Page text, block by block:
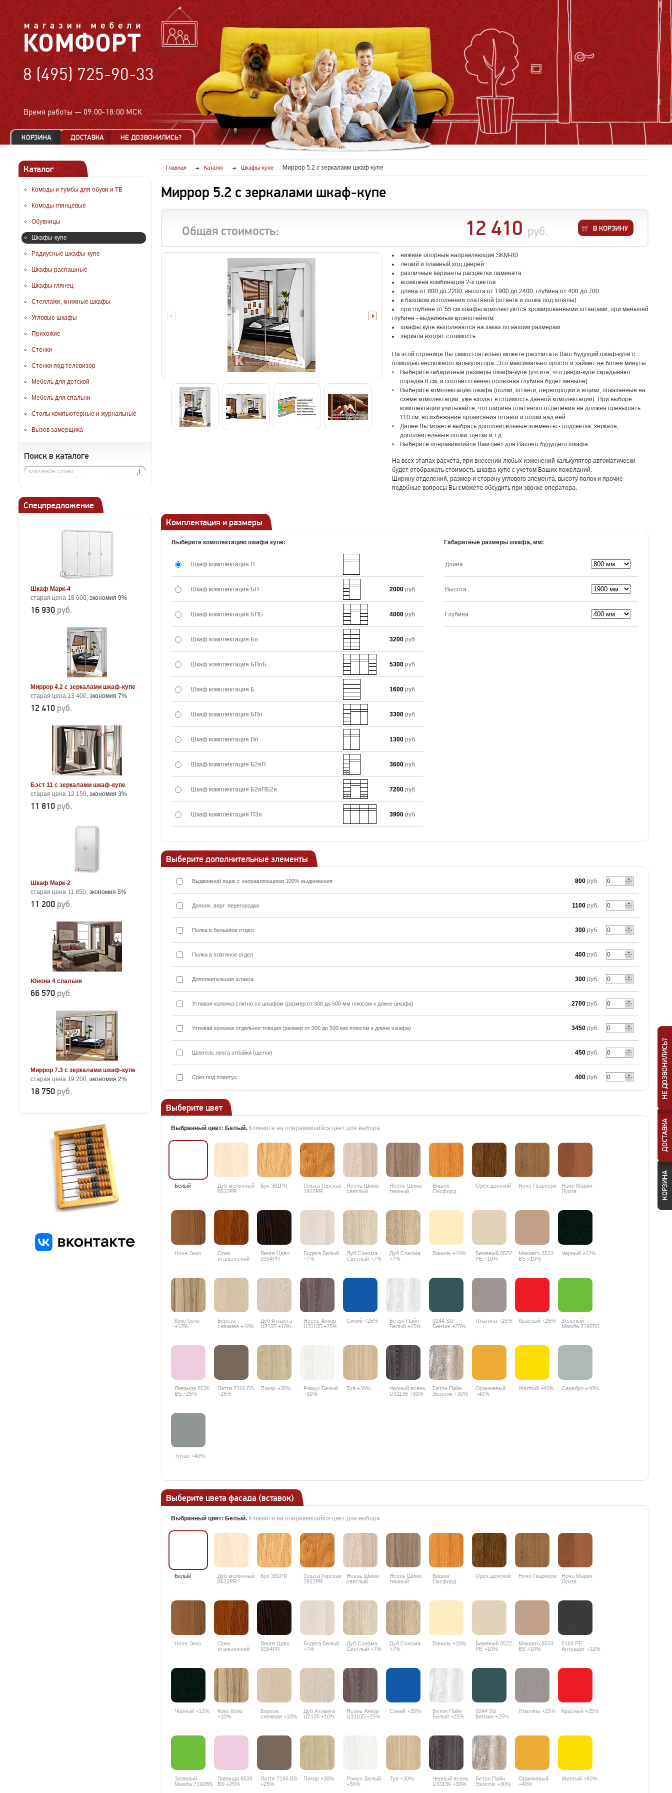
8 (495) 725-90-33
Время работы — 09:00-18:00 МСК
Каталог
Комоды и тумбы для обуви и ТВ
Комоды глянцевые
Обувницы
Шкафы-купе
Радиусные шкафы-купе
Шкафы распашные
Шкафы глянец
Стеллажи, книжные шкафы
Угловые шкафы
Прихожие
Стенки
Стенки под телевизор
Мебель для детской
Мебель для спальни
Столы компьютерные и журнальные
Вызов замерщика
Поиск в каталоге
Спецпредложение
Шкаф Марк-4
старая цена 18 600, экономия 9%
16 930 руб.
Миррор 4.2 с зеркалами шкаф-купе
старая цена 13 400, экономия 7%
12 410 руб.
Бэст 11 с зеркалами шкаф-купе
старая цена 12 150, экономия 3%
11 810 руб.
Шкаф Марк-2
старая цена 11 850, экономия 5%
11 200 руб.
Юнона 4 спальня
66 570 руб.
Миррор 7.3 с зеркалами шкаф-купе
старая цена 19 200, экономия 2%
18 750 руб.
Главная Каталог Шкафы-купе Миррор 5.2 с зеркалами шкаф-купе
Миррор 5.2 с зеркалами шкаф-купе
Общая стоимость: 12 410 руб.
нижние опорные направляющие SKM-80
легкий и плавный ход дверей
различные варианты расцветки ламината
возможна комбинация 2-х цветов
длина от 800 до 2200, высота от 1900 до 2400, глубина от 400 до 700
в базовом исполнении платяной (штанга и полка под шляпы)
при глубине от 55 см шкафы комплектуются хромированными штангами, при меньшей
глубине - выдвижным кронштейном
шкафы купе выполняются на заказ по вашим размерам
зеркала входят стоимость
На этой странице Вы самостоятельно можете рассчитать Ваш будущий шкаф-купе с
помощью несложного калькулятора. Это максимально просто и займет не более минуты.
Выберите габаритные размеры шкафа-купе (учтите, что двери-купе скрадывают
порядка 8 см, и соответственно полезная глубина будет меньше).
Выберите комплектацию шкафа (полки, штанги, перегородки и ящики, показанные на
схеме комплектации, уже входят в стоимость данной комплектации). При выборе
комплектации учитывайте, что ширина платяного отделения не должна превышать
110 см, во избежание провисания штанги и полки над ней.
Далее Вы можете выбрать дополнительные элементы - подсветка, зеркала,
дополнительные полки, щетки и т.д.
Выберите понравившийся Вам цвет для Вашего будущего шкафа.
На всех этапах расчета, при внесении любых изменений калькулятор автоматически
будет отображать стоимость шкафа-купе с учетом Ваших пожеланий.
Ширину отделений, размер и сторону углового элемента, высоту полок и прочие
подобные вопросы Вы сможете обсудить при звонке оператора.
Комплектация и размеры
Выберите комплектацию шкафа купе:
Шкаф комплектация П
Шкаф комплектация БП 2000 руб.
Шкаф комплектация БПБ 4000 руб.
Шкаф комплектация Бп 3200 руб.
Шкаф комплектация БПпБ 5300 руб.
Шкаф комплектация Б 1600 руб.
Шкаф комплектация БПп 3300 руб.
Шкаф комплектация Пп 1300 руб.
Шкаф комплектация Б2яП 3600 руб.
Шкаф комплектация Б2яПБ2я 7200 руб.
Шкаф комплектация П3п 3900 руб.
Габаритные размеры шкафа, мм:
Длина
Высота
Глубина
Выберите дополнительные элементы
Выдвижной ящик с направляющими 100% выдвижения 800 руб.
Дополн. верт. перегородка 1100 руб.
Полка в бельевое отдел. 300 руб.
Полка в платяное отдел 400 руб.
Дополнительная штанга 300 руб.
Угловая колонка слитно со шкафом (размер от 300 до 500 мм плюсом к длине шкафа) 2700 руб.
Угловая колонка отдельностоящая (размер от 300 до 500 мм плюсом к длине шкафа) 3450 руб.
Шлегель лента отбойки (щетки) 450 руб.
Срез под плинтус 400 руб.
Выберите цвет
Выбранный цвет: Белый. Кликните на понравившийся цвет для выбора
Белый
Дуб молочный
8622PR
Бук 381PR
Ольха Горская
1912PR
Ясень Шимо
светлый
Ясень Шимо
темный
Вишня
Оксфорд
Орех донской Ноче Гварнери
Ноче Мария
Луиза
Ноче Экко
Орех
итальянский
Венге Цаво
3354PR
Бодега Белый
+7%
Дуб Сонома
Светлый +7%
Дуб Сонома
+7%
Ваниль +10%
Бежевый 0522
PE +10%
Макиато 8533
BS +10%
Черный +12%
Коко боло
+10%
Береза
снежная +10%
Дуб Атланта
U2105 +10%
Ясень Анкор
U31105 +25%
Синий +25%
Бетон Пайн
Белый +25%
0244 SU
Бензин +25%
Платина +25% Красный +25%
Зеленый
Мамба 7190BS
Лаванда 8536
BS +25%
Латте 7166 BS
+25%
Пикар +30%
Рамух Белый
+30%
Туя +30%
Черный ясень
U31136 +30%
Бетон Пайн
Экзотик +30%
Оранжевый
+40%
Желтый +40% Серебро +40%
Титан +40%
Выберите цвета фасада (вставок)
Выбранный цвет: Белый. Кликните на понравившийся цвет для выбора
Белый
Дуб молочный
8622PR
Бук 381PR
Ольха Горская
1912PR
Ясень Шимо
светлый
Ясень Шимо
темный
Вишня
Оксфорд
Орех донской Ноче Гварнери
Ноче Мария
Луиза
Ноче Экко
Орех
итальянский
Венге Цаво
3354PR
Бодега Белый
+7%
Дуб Сонома
Светлый +7%
Дуб Сонома
+7%
Ваниль +10%
Бежевый 0522
PE +10%
Макиато 8533
BS +10%
0164 РЕ
Антрацит +12%
Черный +12%
Коко боло
+10%
Береза
снежная +10%
Дуб Атланта
U2105 +10%
Ясень Анкор
U31105 +25%
Синий +25%
Бетон Пайн
Белый +25%
0244 SU
Бензин +25%
Платина +25% Красный +25%
Зеленый
Мамба 7190BS
Лаванда 8536
BS +25%
Латте 7166 BS
+25%
Пикар +30%
Рамух Белый
+30%
Туя +30%
Черный ясень
U31136 +30%
Бетон Пайн
Экзотик +30%
Оранжевый
+40%
Желтый +40%